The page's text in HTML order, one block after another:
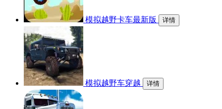
模拟越野卡车最新版 详情
模拟越野车穿越 详情